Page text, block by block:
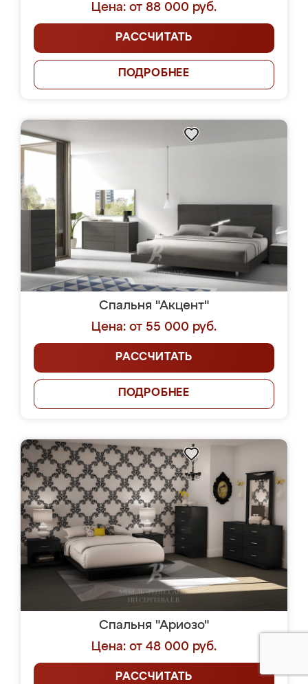
Цена: от 88 000 руб.
РАССЧИТАТЬ
ПОДРОБНЕЕ
Спальня "Акцент"
Цена: от 55 000 руб.
РАССЧИТАТЬ
ПОДРОБНЕЕ
Спальня "Ариозо"
Цена: от 48 000 руб.
РАССЧИТАТЬ